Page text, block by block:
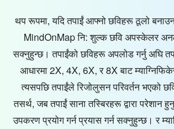
थप रूपमा, यदि तपाईं आफ्नो छविहरू ठूलो
MindOnMap नि: शुल्क छवि अपस्केलर
सक्नुहुन्छ। तपाईंको छविहरू अपलोड गर्नु अघि
आधारमा 2X, 4X, 6X, र 8X बाट
त्यसपछि तपाईंले रिजोलुसन परिवर्तन भएको
तसर्थ, जब तपाईं साना तस्बिरहरू द्वारा परेशान
उपकरण प्रयोग गर्न प्रयास गर्न सक्नुहुन्छ। र